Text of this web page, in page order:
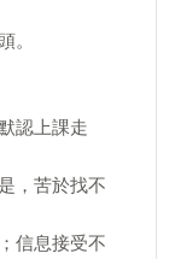
。
認上課走
，苦於找不
信息接受不